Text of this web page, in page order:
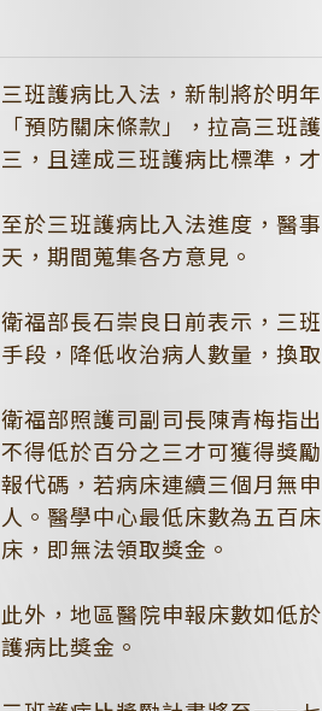
三班護病比入法，新制將於明
「預防關床條款」，拉高三班
三，且達成三班護病比標準，
至於三班護病比入法進度，醫
天，期間蒐集各方意見。
衛福部長石崇良日前表示，三
手段，降低收治病人數量，換
衛福部照護司副司長陳青梅指
不得低於百分之三才可獲得獎
報代碼，若病床連續三個月無
人。醫學中心最低床數為五百
床，即無法領取獎金。
此外，地區醫院申報床數如低
護病比獎金。